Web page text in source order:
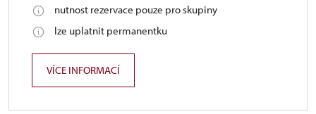
nutnost rezervace pouze pro skupiny
lze uplatnit permanentku
VÍCE INFORMACÍ